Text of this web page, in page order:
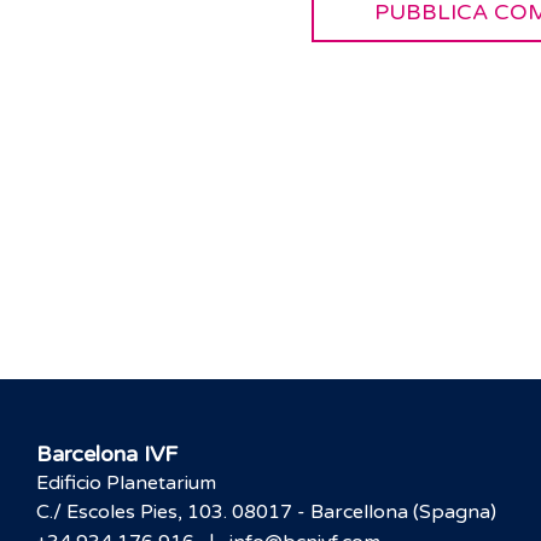
Barcelona IVF
Edificio Planetarium
C./ Escoles Pies, 103. 08017 - Barcellona (Spagna)